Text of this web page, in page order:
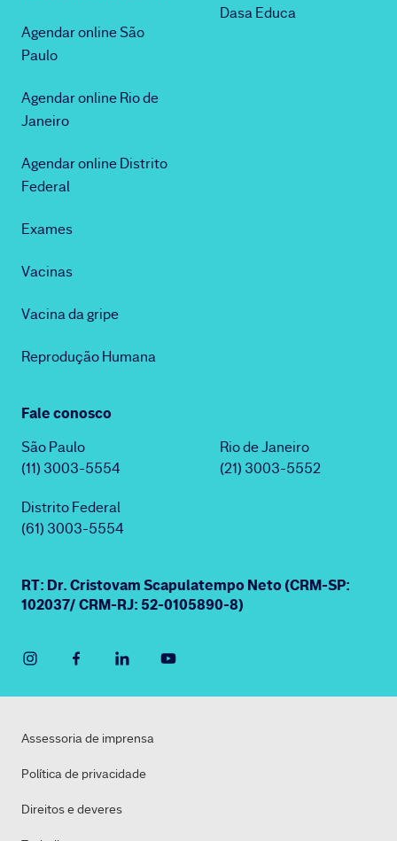
Agendar online São
Paulo
Agendar online Rio de
Janeiro
Agendar online Distrito
Federal
Exames
Vacinas
Vacina da gripe
Reprodução Humana
Dasa Educa
Fale conosco
São Paulo
(11) 3003-5554
Rio de Janeiro
(21) 3003-5552
Distrito Federal
(61) 3003-5554
RT: Dr. Cristovam Scapulatempo Neto (CRM-SP:
102037/ CRM-RJ: 52-0105890-8)
Assessoria de imprensa
Política de privacidade
Direitos e deveres